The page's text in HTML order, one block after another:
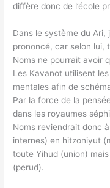
diffère donc de l’école
Dans le système du Ari,
prononcé, car selon lui,
Noms ne pourrait avoir
Les Kavanot utilisent
mentales afin de
Par la force de la
dans les royaumes
Noms reviendrait donc
internes) en hitzoniyut
toute Yihud (union)
(perud).